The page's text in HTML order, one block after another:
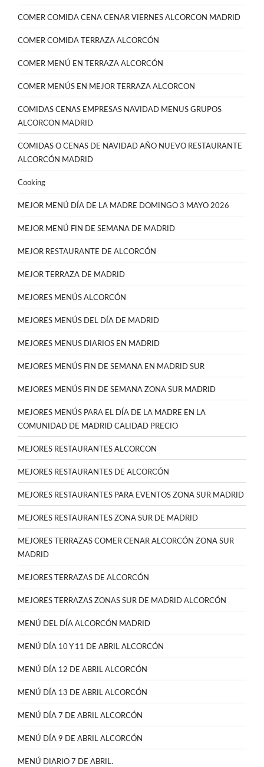
COMER COMIDA CENA CENAR VIERNES ALCORCON MADRID
COMER COMIDA TERRAZA ALCORCÓN
COMER MENÚ EN TERRAZA ALCORCÓN
COMER MENÚS EN MEJOR TERRAZA ALCORCON
COMIDAS CENAS EMPRESAS NAVIDAD MENUS GRUPOS
ALCORCON MADRID
COMIDAS O CENAS DE NAVIDAD AÑO NUEVO RESTAURANTE
ALCORCÓN MADRID
Cooking
MEJOR MENÚ DÍA DE LA MADRE DOMINGO 3 MAYO 2026
MEJOR MENÚ FIN DE SEMANA DE MADRID
MEJOR RESTAURANTE DE ALCORCÓN
MEJOR TERRAZA DE MADRID
MEJORES MENÚS ALCORCÓN
MEJORES MENÚS DEL DÍA DE MADRID
MEJORES MENUS DIARIOS EN MADRID
MEJORES MENÚS FIN DE SEMANA EN MADRID SUR
MEJORES MENÚS FIN DE SEMANA ZONA SUR MADRID
MEJORES MENÚS PARA EL DÍA DE LA MADRE EN LA
COMUNIDAD DE MADRID CALIDAD PRECIO
MEJORES RESTAURANTES ALCORCON
MEJORES RESTAURANTES DE ALCORCÓN
MEJORES RESTAURANTES PARA EVENTOS ZONA SUR MADRID
MEJORES RESTAURANTES ZONA SUR DE MADRID
MEJORES TERRAZAS COMER CENAR ALCORCÓN ZONA SUR
MADRID
MEJORES TERRAZAS DE ALCORCÓN
MEJORES TERRAZAS ZONAS SUR DE MADRID ALCORCÓN
MENÚ DEL DÍA ALCORCÓN MADRID
MENÚ DÍA 10 Y 11 DE ABRIL ALCORCÓN
MENÚ DÍA 12 DE ABRIL ALCORCÓN
MENÚ DÍA 13 DE ABRIL ALCORCÓN
MENÚ DÍA 7 DE ABRIL ALCORCÓN
MENÚ DÍA 9 DE ABRIL ALCORCÓN
MENÚ DIARIO 7 DE ABRIL.